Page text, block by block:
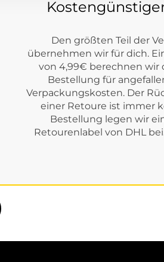
Den größten Teil der
übernehmen wir für dich.
von 4,99€ berechnen wir
Bestellung für
Verpackungskosten. Der
einer Retoure ist immer
Bestellung legen wir
Retourenlabel von DHL